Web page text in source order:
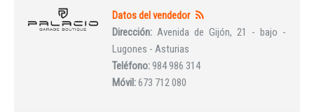
Datos del vendedor
Dirección: Avenida de Gijón, 21 - bajo -
Lugones - Asturias
Teléfono:984 986 314
Móvil:673 712 080